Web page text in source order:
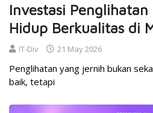
Investasi
Hidup Berkualitas di
IT-Div 21 May 2026
Penglihatan yang jernih bukan
baik, tetapi